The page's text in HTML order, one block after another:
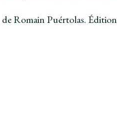
de Romain Puértolas.